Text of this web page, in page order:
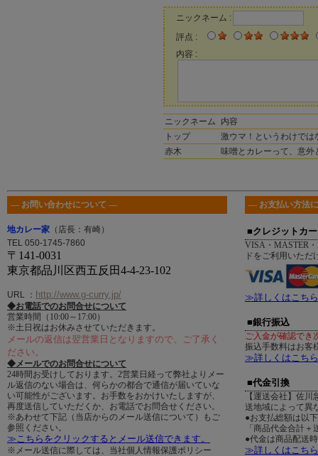
ニックネーム :
評点 :
内容 :
ニックネーム
内容
トップ
激ウマ！というわけでは
赤木
味噌とカレーって、意外
― お問い合わせについて ―
地カレー家 （店長：有崎）
TEL 050-1745-7860
〒141-0031
東京都品川区西五反田4-4-23-102
URL ： http://www.g-curry.jp/
◆お電話でのお問合せについて
営業時間（10:00～17:00）
※土日祝はお休みさせていただきます。
メールの返信は翌営業日となりますので、ご了承く
ださい。
◆メールでのお問合せについて
24時間お受けしております。2営業日経って弊社よりメー
ル返信のない場合は、何らかの都合で通信が届いていな
い可能性がございます。お手数をおかけいたしますが、
再度送信していただくか、お電話でお問合せください。
※あわせて下記（当店からのメール送信について）もご
参照ください。
≫こちらをクリックするとメール送信できます。
※メール送信に際しては、当社個人情報保護ポリシー
― お支払い方法
■クレジットカ
VISA・MASTER
ドをご利用いただ
≫詳しくはこち
■銀行振込
ご入金が確認でき
振込手数料はお客
≫詳しくはこち
■代金引換
【運送会社】佐
送地域によって異
●お支払総額は以
「商品代金合計
●代金は商品配送
≫詳しくはこち